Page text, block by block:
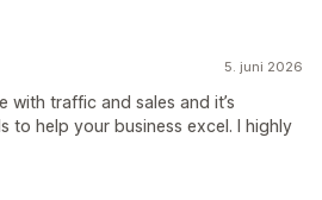
5. juni 2026
with traffic and sales and it’s
to help your business excel. I highly